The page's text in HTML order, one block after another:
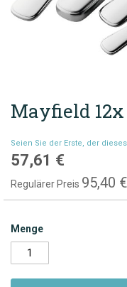
Zum
Anfang
springen
Mayfield
Seien Sie der Erste, der
Sonderpreis
57,61 €
Regulärer Preis 95,40 €
Menge